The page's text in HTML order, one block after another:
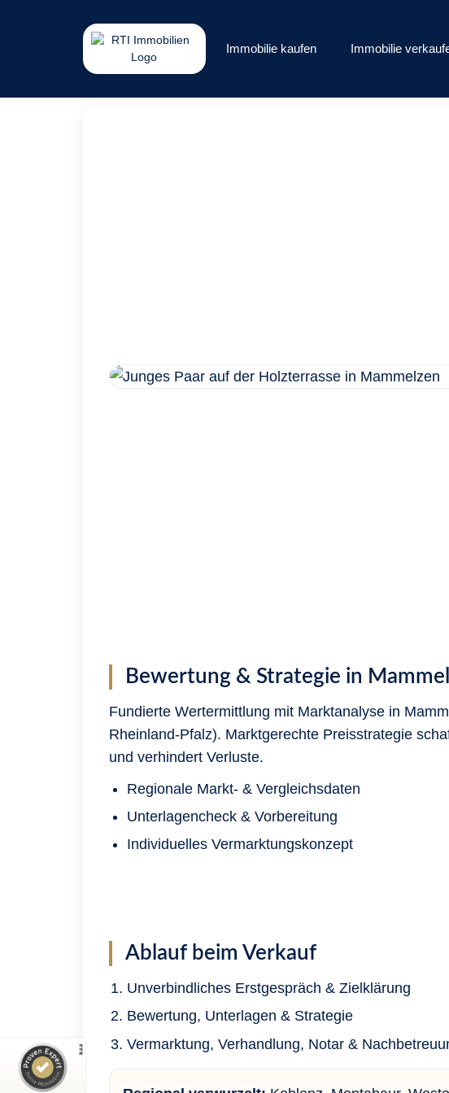
Immobilie kaufen Immobilie
Bewertung & Strategie in
Fundierte Wertermittlung mit Marktanalyse in
Rheinland-Pfalz). Marktgerechte Preisstrategie
und verhindert Verluste.
Regionale Markt- & Vergleichsdaten
Unterlagencheck & Vorbereitung
Individuelles Vermarktungskonzept
Ablauf beim Verkauf
Unverbindliches Erstgespräch & Zielklärung
Bewertung, Unterlagen & Strategie
Vermarktung, Verhandlung, Notar &
Kundenbewertungen und Erfahrungen zu
RTI Immobilien